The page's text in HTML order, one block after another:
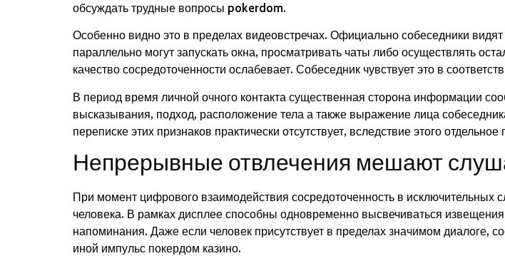
обсуждать трудные вопросы pokerdom.
Особенно видно это в пределах видеовстречах. Официально собеседники
параллельно могут запускать окна, просматривать чаты либо осуществлять
качество сосредоточенности ослабевает. Собеседник чувствует это в
В период время личной очного контакта существенная сторона информации
высказывания, подход, расположение тела а также выражение лица
переписке этих признаков практически отсутствует, вследствие этого
Непрерывные отвлечения мешают
При момент цифрового взаимодействия сосредоточенность в исключительных
человека. В рамках дисплее способны одновременно высвечиваться
напоминания. Даже если человек присутствует в пределах значимом диалоге,
иной импульс покердом казино.